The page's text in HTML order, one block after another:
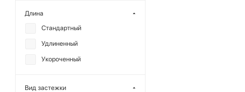
Терилен
Хлопок
Длина
Стандартный
Удлиненный
Укороченный
Вид застежки